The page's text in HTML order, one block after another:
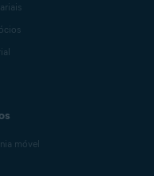
móvel